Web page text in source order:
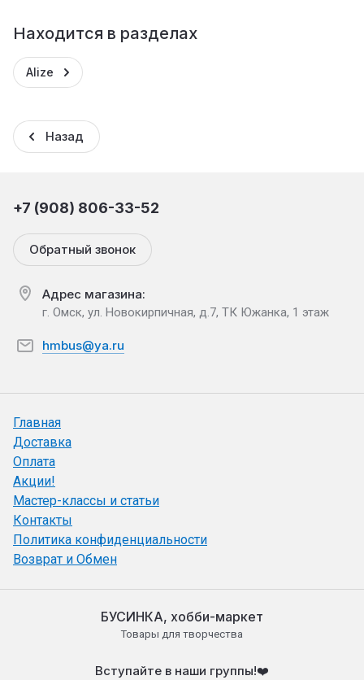
Находится в разделах
Alize
Назад
+7 (908) 806-33-52
Обратный звонок
Адрес магазина:
г. Омск, ул. Новокирпичная, д.7, ТК Южанка, 1 этаж
hmbus@ya.ru
Главная
Доставка
Оплата
Акции!
Мастер-классы и статьи
Контакты
Политика конфиденциальности
Возврат и Обмен
БУСИНКА, хобби-маркет
Товары для творчества
Вступайте в наши группы!❤️